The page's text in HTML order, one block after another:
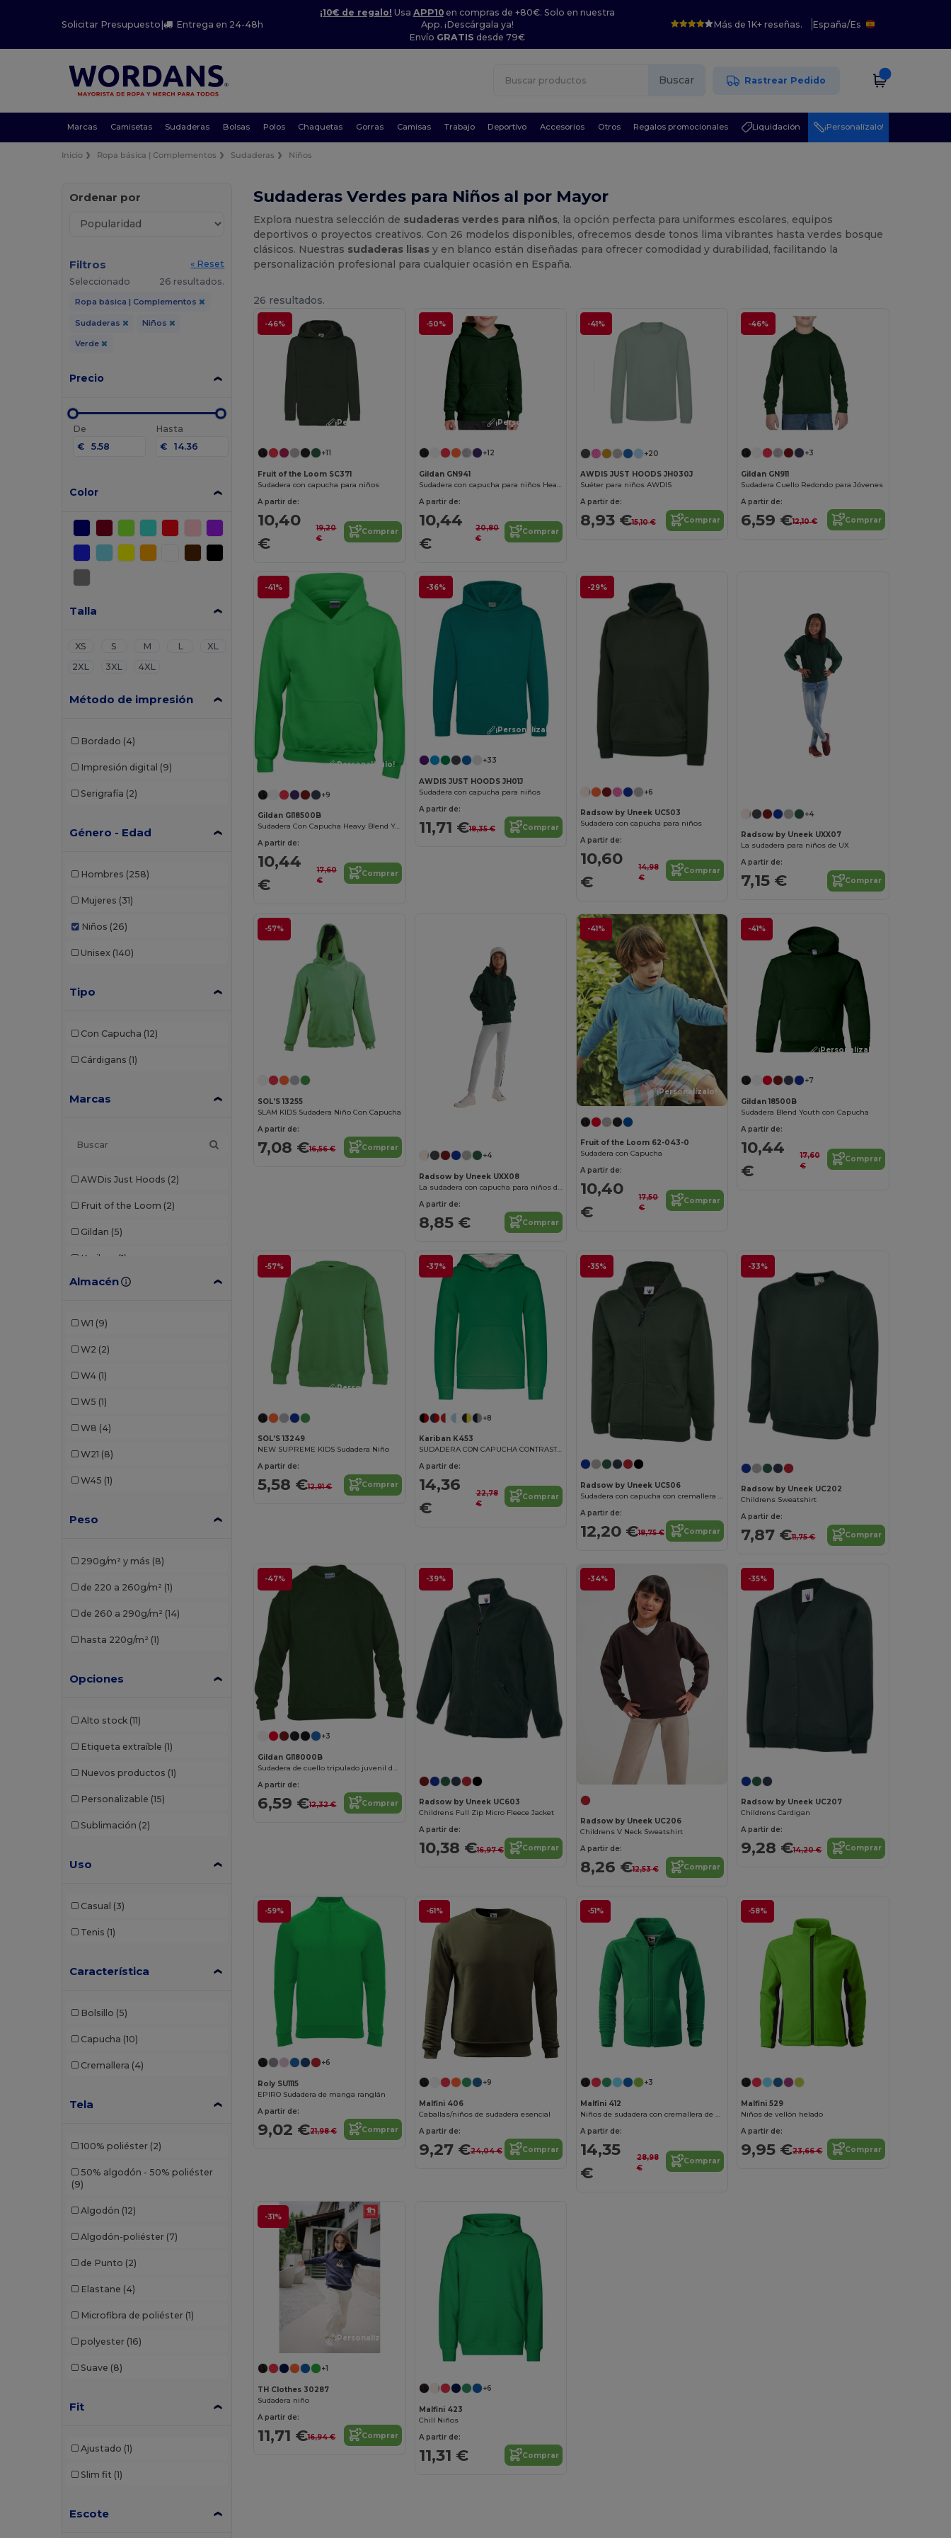
Solicitar Presupuesto | Entrega en 24-48h
¡10€ de regalo! Usa APP10en compras de +80€. Solo en nuestra
App. ¡Descárgala ya!
Envío GRATIS desde 79€
Más de 1K+ reseñas. España/Es
Buscar Rastrear Pedido
Marcas Camisetas Sudaderas Bolsas Polos Chaquetas Gorras Camisas Trabajo Deportivo Accesorios Otros Regalos promocionales Liquidación ¡Personalízalo!
Inicio Ropa básica | Complementos Sudaderas Niños
Ordenar por
Filtros
« Reset
Seleccionado
26 resultados.
Ropa básica | Complementos
Sudaderas Niños
Verde
Precio
De
€
Hasta
€
Color
Talla
XS S M L
XL
2XL
3XL 4XL
Método de impresión
Bordado (4)
Impresión digital (9)
Serigrafía (2)
Género - Edad
Hombres (258)
Mujeres (31)
Niños (26)
Unisex (140)
Tipo
Con Capucha (12)
Cárdigans (1)
Marcas
AWDis Just Hoods (2)
Fruit of the Loom (2)
Gildan (5)
Kariban (1)
Malfini (4)
Almacén
W1 (9)
W2 (2)
W4 (1)
W5 (1)
W8 (4)
W21 (8)
W45 (1)
Peso
290g/m² y más (8)
de 220 a 260g/m² (1)
de 260 a 290g/m² (14)
hasta 220g/m² (1)
Opciones
Alto stock (11)
Etiqueta extraíble (1)
Nuevos productos (1)
Personalizable (15)
Sublimación (2)
Uso
Casual (3)
Tenis (1)
Característica
Bolsillo (5)
Capucha (10)
Cremallera (4)
Tela
100% poliéster (2)
50% algodón - 50% poliéster
(9)
Algodón (12)
Algodón-poliéster (7)
de Punto (2)
Elastane (4)
Microfibra de poliéster (1)
polyester (16)
Suave (8)
Fit
Ajustado (1)
Slim fit (1)
Escote
Sudaderas Verdes para Niños al por Mayor
Explora nuestra selección de sudaderas verdes para niños, la opción perfecta para uniformes escolares, equipos
deportivos o proyectos creativos. Con 26 modelos disponibles, ofrecemos desde tonos lima vibrantes hasta verdes bosque
clásicos. Nuestras sudaderas lisas y en blanco están diseñadas para ofrecer comodidad y durabilidad, facilitando la
personalización profesional para cualquier ocasión en España.
26 resultados.
-46%
¡Personalízalo!
+11
Fruit of the Loom SC371
Sudadera con capucha para niños
A partir de:
10,40
€
19,20
€
Comprar
-50%
¡Personalízalo!
+12
Gildan GN941
A partir de:
10,44
€
20,80
€
Comprar
-41%
+20
AWDIS JUST HOODS JH030J
Suéter para niños AWDIS
A partir de:
8,93 €15,10 € Comprar
-46%
+3
Gildan GN911
Sudadera Cuello Redondo para Jóvenes
A partir de:
6,59 €12,10 € Comprar
-41%
¡Personalízalo!
+9
Gildan GI18500B
Sudadera Con Capucha Heavy Blend Youth
A partir de:
10,44
€
17,60
€
Comprar
-36%
¡Personalízalo!
+33
AWDIS JUST HOODS JH01J
Sudadera con capucha para niños
A partir de:
11,71 €18,35 € Comprar
-29%
+6
Radsow by Uneek UC503
Sudadera con capucha para niños
A partir de:
10,60
€
14,98
€
Comprar
+4
Radsow by Uneek UXX07
La sudadera para niños de UX
A partir de:
7,15 € Comprar
-57%
¡Personalízalo!
SOL'S 13255
SLAM KIDS Sudadera Niño Con Capucha
A partir de:
7,08 €16,56 €
Comprar
+4
Radsow by Uneek UXX08
A partir de:
8,85 € Comprar
-41%
¡Personalízalo!
Fruit of the Loom 62-043-0
Sudadera con Capucha
A partir de:
10,40
€
17,50
€
Comprar
-41%
¡Personalízalo!
+7
Gildan 18500B
Sudadera Blend Youth con Capucha
A partir de:
10,44
€
17,60
€
Comprar
-57%
¡Personalízalo!
SOL'S 13249
NEW SUPREME KIDS Sudadera Niño
A partir de:
5,58 €12,91 € Comprar
-37%
+8
Kariban K453
SUDADERA CON CAPUCHA CONTRASTADA PARA NIÑO
A partir de:
14,36
€
22,78
€
Comprar
-35%
Radsow by Uneek UC506
Sudadera con capucha con cremallera clásica para niños
A partir de:
12,20 €18,75 € Comprar
-33%
Radsow by Uneek UC202
Childrens Sweatshirt
A partir de:
7,87 €11,75 € Comprar
-47%
+3
Gildan GI18000B
Sudadera de cuello tripulado juvenil de mezcla pesada
A partir de:
6,59 €12,32 € Comprar
-39%
Radsow by Uneek UC603
Childrens Full Zip Micro Fleece Jacket
A partir de:
10,38 €16,97 € Comprar
-34%
Radsow by Uneek UC206
Childrens V Neck Sweatshirt
A partir de:
8,26 €12,53 € Comprar
-35%
Radsow by Uneek UC207
Childrens Cardigan
A partir de:
9,28 €14,20 € Comprar
-59%
+6
Roly SU1115
EPIRO Sudadera de manga ranglán
A partir de:
9,02 €21,98 € Comprar
-61%
+9
Malfini 406
Caballas/niños de sudadera esencial
A partir de:
9,27 €24,04 € Comprar
-51%
+3
Malfini 412
Niños de sudadera con cremallera de moda
A partir de:
14,35
€
28,98
€
Comprar
-58%
Malfini 529
Niños de vellón helado
A partir de:
9,95 €23,66 € Comprar
-31%
¡Personalízalo!
+1
TH Clothes 30287
Sudadera niño
A partir de:
11,71 €16,94 € Comprar
+6
Malfini 423
Chill Niños
A partir de:
11,31 € Comprar